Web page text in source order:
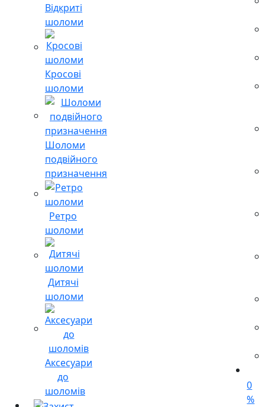
Відкриті
шоломи
Кросові
шоломи
Шоломи
подвійного
призначення
Ретро
шоломи
Дитячі
шоломи
Аксесуари
до
шоломів
0
%